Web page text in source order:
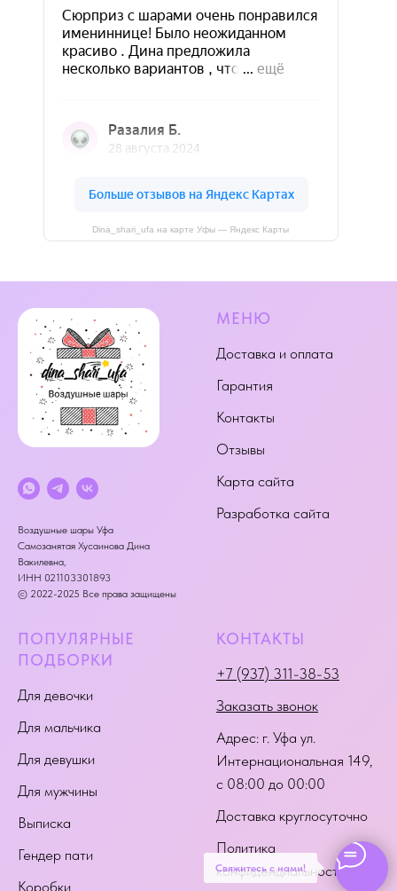
Свяжитесь с нами!
Dina_shari_ufa на карте Уфы — Яндекс Карты
Воздушные шары Уфа
Самозанятая Хусаинова Дина
Вакилевна,
ИНН 021103301893
© 2022-2025 Все права защищены
МЕНЮ
Доставка и оплата
Гарантия
Контакты
Отзывы
Карта сайта
Разработка сайта
ПОПУЛЯРНЫЕ
ПОДБОРКИ
Для девочки
Для мальчика
Для девушки
Для мужчины
Выписка
Гендер пати
Коробки
КОНТАКТЫ
+7 (937) 311-38-53
Заказать звонок
Адрес: г. Уфа ул.
Интернациональная 149,
с 08:00 до 00:00
Доставка круглосуточно
Политика
конфиденциальности